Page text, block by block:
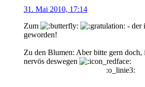
31. Mai 2010, 17:14
Zum
- der
geworden!
Zu den Blumen: Aber bitte gern doch,
nervös deswegen
:o_linie3: